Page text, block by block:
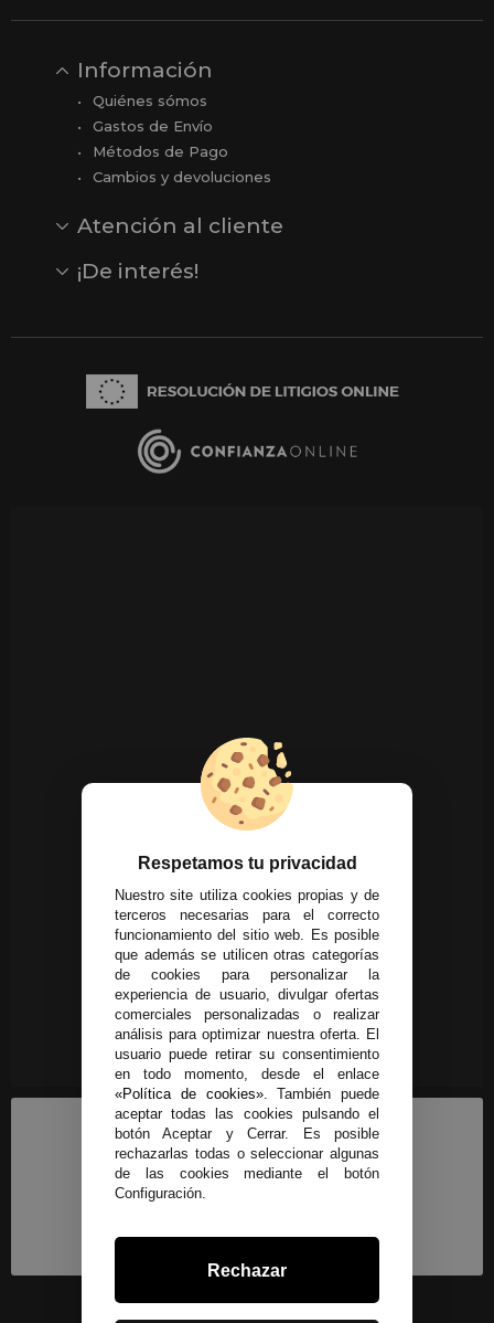
Información
Quiénes sómos
Gastos de Envío
Métodos de Pago
Cambios y devoluciones
Atención al cliente
Opiniones
Reseñas en Google
¡De interés!
Respetamos tu privacidad
Nuestro site utiliza cookies propias y de
terceros necesarias para el correcto
funcionamiento del sitio web. Es posible
que además se utilicen otras categorías
de cookies para personalizar la
experiencia de usuario, divulgar ofertas
comerciales personalizadas o realizar
análisis para optimizar nuestra oferta. El
usuario puede retirar su consentimiento
en todo momento, desde el enlace
«Política de cookies». También puede
aceptar todas las cookies pulsando el
botón Aceptar y Cerrar. Es posible
rechazarlas todas o seleccionar algunas
de las cookies mediante el botón
Configuración.
Rechazar